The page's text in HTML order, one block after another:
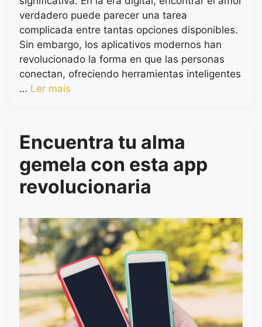
verdadero puede parecer una tarea
complicada entre tantas opciones disponibles.
Sin embargo, los aplicativos modernos han
revolucionado la forma en que las personas
conectan, ofreciendo herramientas inteligentes
… Ler mais
Encuentra tu alma
gemela con esta app
revolucionaria